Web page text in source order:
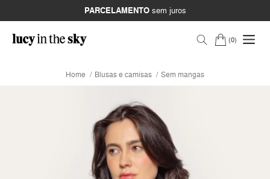
PARCELAMENTOsem juros
0
Home Blusas e camisas Sem mangas